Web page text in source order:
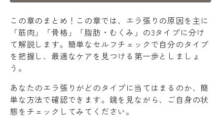
この章のまとめ！この章では、エラ張りの原因を主に
「筋肉」「骨格」「脂肪・むくみ」の3タイプに分け
て解説します。簡単なセルフチェックで自分のタイプ
を把握し、最適なケアを見つける第一歩としましょ
う。
あなたのエラ張りがどのタイプに当てはまるのか、簡
単な方法で確認できます。鏡を見ながら、ご自身の状
態をチェックしてみてください。